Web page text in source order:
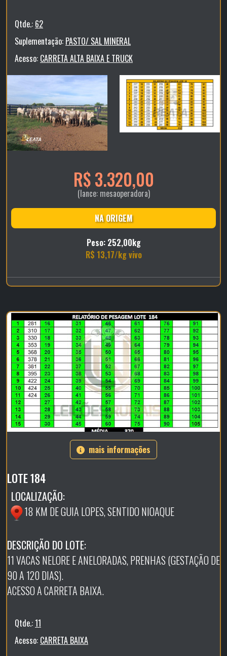
Qtde.: 62
Suplementação: PASTO/ SAL MINERAL
Acesso: CARRETA ALTA BAIXA E TRUCK
R$ 3.320,00
(lance: mesaoperadora)
NA ORIGEM
Peso: 252,00kg
R$ 13,17/kg vivo
mais informações
LOTE 184
LOCALIZAÇÃO:
18 KM DE GUIA LOPES, SENTIDO NIOAQUE
DESCRIÇÃO DO LOTE:
11 VACAS NELORE E ANELORADAS, PRENHAS (GESTAÇÃO DE
90 A 120 DIAS).
ACESSO A CARRETA BAIXA.
Qtde.:11
Acesso: CARRETA BAIXA